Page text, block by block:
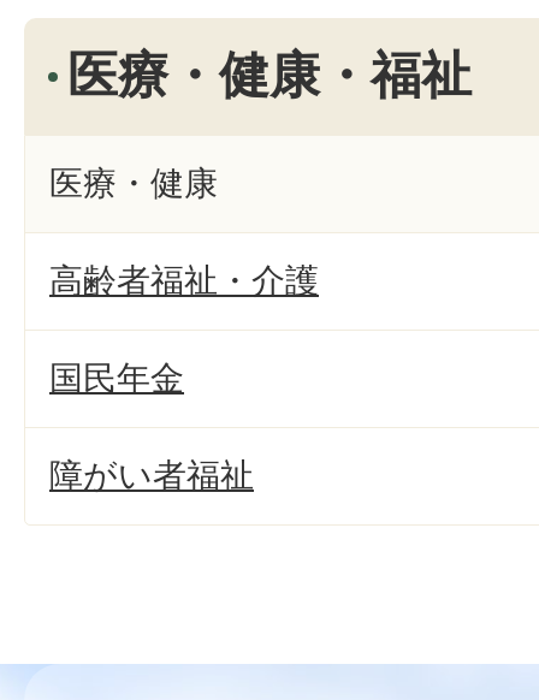
医療・健康・福祉
医療・健康
高齢者福祉・介護
国民年金
障がい者福祉